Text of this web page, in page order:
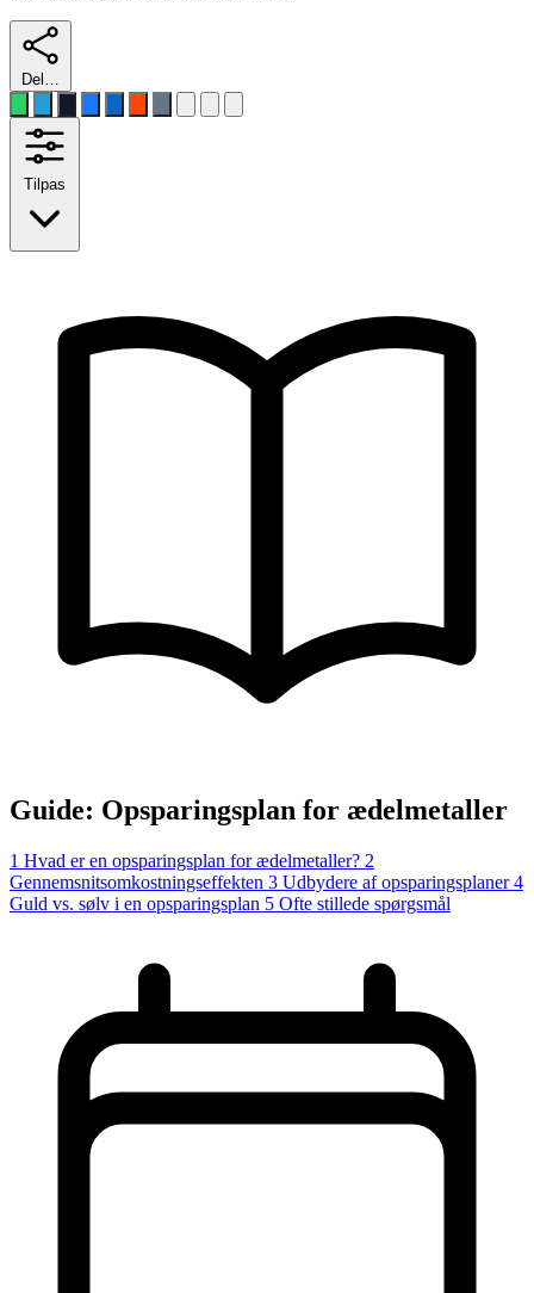
Del…
Tilpas
Guide: Opsparingsplan for ædelmetaller
1 Hvad er en opsparingsplan for ædelmetaller? 2
Gennemsnitsomkostningseffekten 3 Udbydere af opsparingsplaner 4
Guld vs. sølv i en opsparingsplan 5 Ofte stillede spørgsmål